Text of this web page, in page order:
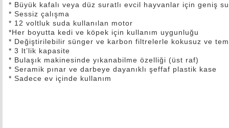
* Büyük kafalı veya düz suratlı evcil hayvanlar için geniş
* Sessiz çalışma
* 12 voltluk suda kullanılan motor
*Her boyutta kedi ve köpek için kullanım uygunluğu
* Değiştirilebilir sünger ve karbon filtrelerle kokusuz ve
* 3 lt’lik kapasite
* Bulaşık makinesinde yıkanabilme özelliği (üst raf)
* Seramik pınar ve darbeye dayanıklı şeffaf plastik kase
* Sadece ev içinde kullanım